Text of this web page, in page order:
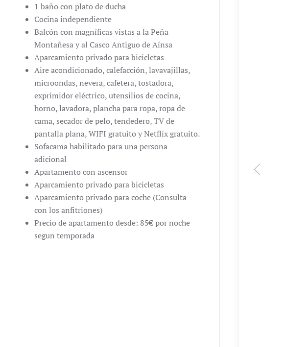
1 baño con plato de ducha
Cocina independiente
Balcón con magníficas vistas a la Peña
Montañesa y al Casco Antiguo de Aínsa
Aparcamiento privado para bicicletas
Aire acondicionado, calefacción, lavavajillas,
microondas, nevera, cafetera, tostadora,
exprimidor eléctrico, utensilios de cocina,
horno, lavadora, plancha para ropa, ropa de
cama, secador de pelo, tendedero, TV de
pantalla plana, WIFI gratuito y Netflix gratuito.
Sofacama habilitado para una persona
adicional
Apartamento con ascensor
Aparcamiento privado para bicicletas
Aparcamiento privado para coche (Consulta
con los anfitriones)
Precio de apartamento desde: 85€ por noche
segun temporada